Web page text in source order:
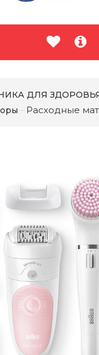
ДЛЯ
Расходные